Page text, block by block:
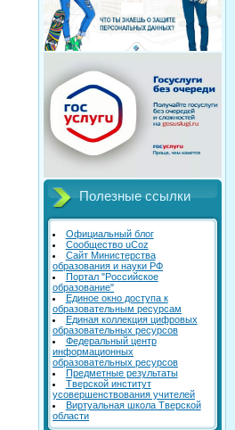
Полезные ссылки
Официальный блог
Сообщество uCoz
Сайт Министерства
образования и науки РФ
Портал "Российское
образование"
Единое окно доступа к
образовательным ресурсам
Единая коллекция цифровых
образовательных ресурсов
Федеральный центр
информационных
образовательных ресурсов
Предметные результаты
Тверской институт
усовершенствования учителей
Виртуальная школа Тверской
области